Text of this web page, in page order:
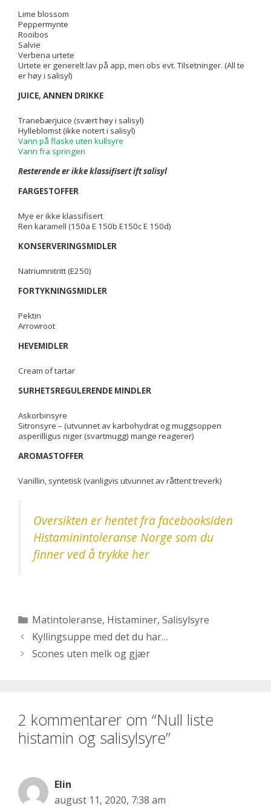
Lime blossom
Peppermynte
Rooibos
Salvie
Verbena urtete
Urtete er generelt lav på app, men obs evt. Tilsetninger. (All te
er høy i salisyl)
JUICE, ANNEN DRIKKE
Tranebærjuice (svært høy i salisyl)
Hylleblomst (ikke notert i salisyl)
Vann på flaske uten kullsyre
Vann fra springen
Resterende er ikke klassifisert ift salisyl
FARGESTOFFER
Mye er ikke klassifisert
Ren karamell (150a E 150b E150c E 150d)
KONSERVERINGSMIDLER
Natriumnitritt (E250)
FORTYKNINGSMIDLER
Pektin
Arrowroot
HEVEMIDLER
Cream of tartar
SURHETSREGULERENDE MINDLER
Askorbinsyre
Sitronsyre – (utvunnet av karbohydrat og muggsoppen
asperilligus niger (svartmugg) mange reagerer)
AROMASTOFFER
Vanillin, syntetisk (vanligvis utvunnet av råttent treverk)
Oversikten er hentet fra facebooksiden
Histaminintoleranse Norge som du
finner ved å trykke her
Kategorier
Matintoleranse, Histaminer, Salisylsyre
Kyllingsuppe med det du har…
Scones uten melk og gjær
2 kommentarer om “Null liste
histamin og salisylsyre”
Elin
august 11, 2020, 7:38 am